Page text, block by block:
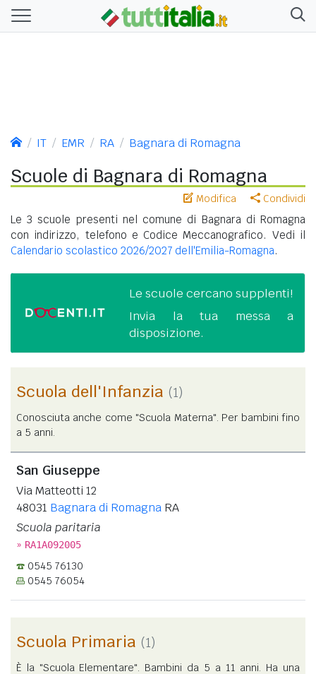
IT EMR RA Bagnara di Romagna
Scuole di Bagnara di Romagna
Modifica Condividi
Le 3 scuole presenti nel comune di Bagnara di Romagna
con indirizzo, telefono e Codice Meccanografico. Vedi il
Calendario scolastico 2026/2027 dell'Emilia-Romagna.
Le scuole cercano supplenti!
Invia la tua messa a
disposizione.
Scuola dell'Infanzia (1)
Conosciuta anche come "Scuola Materna". Per bambini fino
a 5 anni.
San Giuseppe
Via Matteotti 12
48031 Bagnara di Romagna RA
Scuola paritaria
» RA1A092005
0545 76130
0545 76054
Scuola Primaria (1)
È la "Scuola Elementare". Bambini da 5 a 11 anni. Ha una